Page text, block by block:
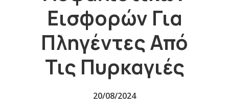
Εισφορών Για
Πληγέντες Από
Τις Πυρκαγιές
20/08/2024